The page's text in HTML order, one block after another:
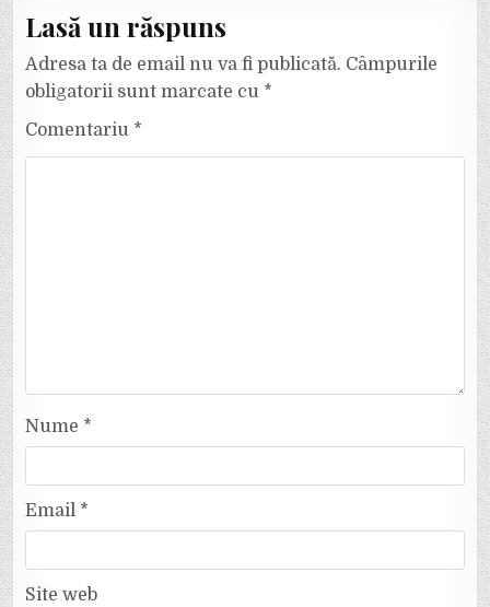
Lasă un răspuns
Adresa ta de email nu va fi publicată. Câmpurile
obligatorii sunt marcate cu *
Comentariu *
Nume *
Email *
Site web